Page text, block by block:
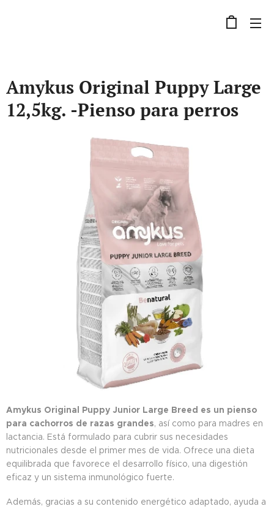
Amykus Original Puppy Large
12,5kg. -Pienso para perros
Amykus Original Puppy Junior Large Breed es un pienso
para cachorros de razas grandes, así como para madres en
lactancia. Está formulado para cubrir sus necesidades
nutricionales desde el primer mes de vida. Ofrece una dieta
equilibrada que favorece el desarrollo físico, una digestión
eficaz y un sistema inmunológico fuerte.
Además, gracias a su contenido energético adaptado, ayuda a